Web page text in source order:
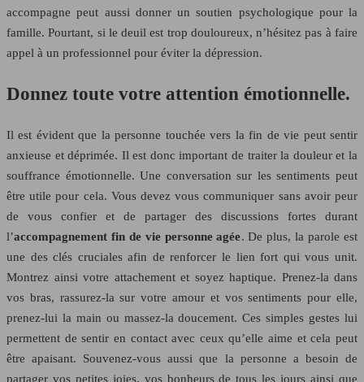
accompagne peut aussi donner un soutien psychologique pour la
famille. Pourtant, si le deuil est trop douloureux, n’hésitez pas à faire
appel à un professionnel pour éviter la dépression.
Donnez toute votre attention émotionnelle.
Il est évident que la personne touchée vers la fin de vie peut sentir
anxieuse et déprimée. Il est donc important de traiter la douleur et la
souffrance émotionnelle. Une conversation sur les sentiments peut
être utile pour cela. Vous devez vous communiquer sans avoir peur
de vous confier et de partager des discussions fortes durant
l’accompagnement fin de vie personne agée. De plus, la parole est
une des clés cruciales afin de renforcer le lien fort qui vous unit.
Montrez ainsi votre attachement et soyez haptique. Prenez-la dans
vos bras, rassurez-la sur votre amour et vos sentiments pour elle,
prenez-lui la main ou massez-la doucement. Ces simples gestes lui
permettent de sentir en contact avec ceux qu’elle aime et cela peut
être apaisant. Souvenez-vous aussi que la personne a besoin de
partager vos petites joies, vos bonheurs de tous les jours ainsi que